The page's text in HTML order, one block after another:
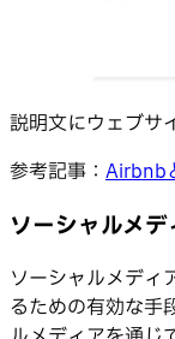
説明文にウェブサ
参考記事： Airbnb
ソーシャルメ
ソーシャルメディ
るための有効な手